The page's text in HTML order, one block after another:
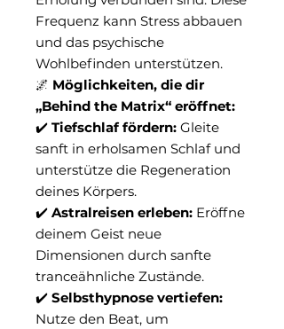
Frequenz kann Stress abbauen
und das psychische
Wohlbefinden unterstützen.
🌌 Möglichkeiten, die dir
„Behind the Matrix“ eröffnet:
✔️ Tiefschlaf fördern: Gleite
sanft in erholsamen Schlaf und
unterstütze die Regeneration
deines Körpers.
✔️ Astralreisen erleben: Eröffne
deinem Geist neue
Dimensionen durch sanfte
tranceähnliche Zustände.
✔️ Selbsthypnose vertiefen:
Nutze den Beat, um